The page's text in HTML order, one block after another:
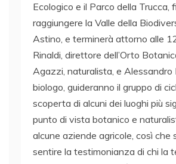
Ecologico e il Parco della Trucca,
raggiungere la Valle della
Astino, e terminerà attorno alle
Rinaldi, direttore dell’Orto
Agazzi, naturalista, e Alessandro
biologo, guideranno il gruppo di
scoperta di alcuni dei luoghi più
punto di vista botanico e
alcune aziende agricole, così che
sentire la testimonianza di chi la